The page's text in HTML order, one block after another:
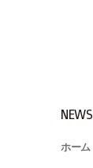
NEWS
ホーム